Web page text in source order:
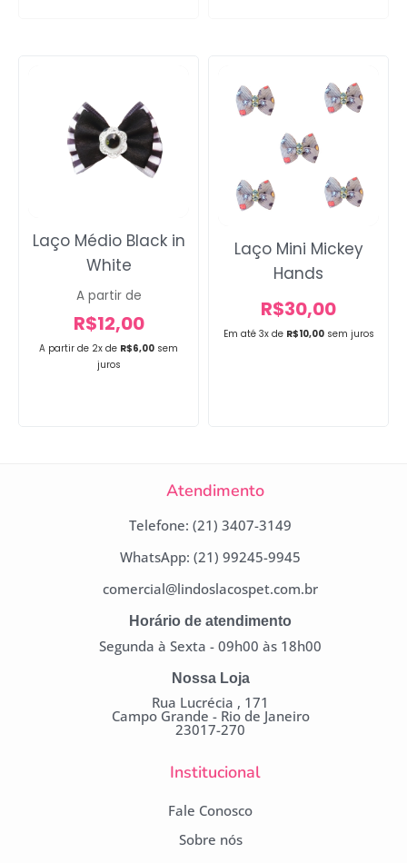
A partir de 2x de R$6,00 sem
juros
Laço Médio Black in
White
A partir de
R$12,00 Em até 3x de R$10,00 sem juros
Laço Mini Mickey
Hands
R$30,00
Atendimento
Telefone: (21) 3407-3149
WhatsApp: (21) 99245-9945
comercial@lindoslacospet.com.br
Horário de atendimento
Segunda à Sexta - 09h00 às 18h00
Nossa Loja
Rua Lucrécia , 171
Campo Grande - Rio de Janeiro
23017-270
Institucional
Fale Conosco
Sobre nós